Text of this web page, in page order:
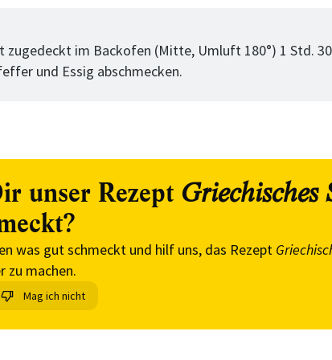
zugedeckt im Backofen (Mitte, Umluft 180°) 1 Std.
und Essig abschmecken.
unser Rezept Griechisches
was gut schmeckt und hilf uns, das Rezept
zu machen.
Mag ich nicht